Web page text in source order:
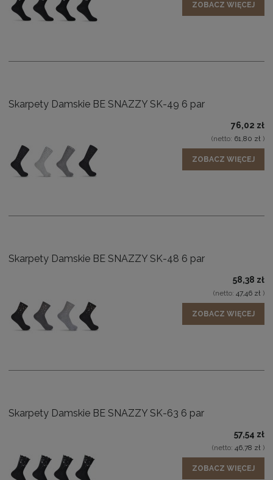
ZOBACZ WIĘCEJ
Skarpety Damskie BE SNAZZY SK-49 6 par
76,02 zł
(netto: 61,80 zł )
ZOBACZ WIĘCEJ
Skarpety Damskie BE SNAZZY SK-48 6 par
58,38 zł
(netto: 47,46 zł )
ZOBACZ WIĘCEJ
Skarpety Damskie BE SNAZZY SK-63 6 par
57,54 zł
(netto: 46,78 zł )
ZOBACZ WIĘCEJ